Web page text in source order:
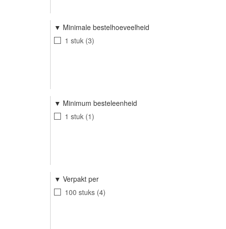
Minimale bestelhoeveelheid
1 stuk 3
Minimum besteleenheid
1 stuk 1
Verpakt per
100 stuks 4